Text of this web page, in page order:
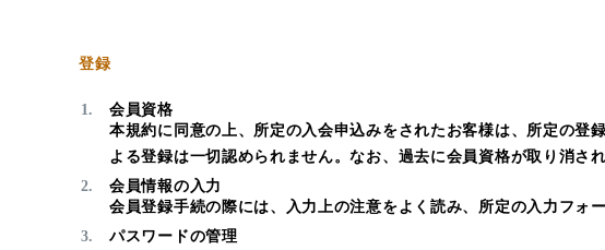
登録
会員資格
本規約に同意の上、所定の入会申込みをされたお客様は、所定の登
よる登録は一切認められません。なお、過去に会員資格が取り消さ
会員情報の入力
会員登録手続の際には、入力上の注意をよく読み、所定の入力フォ
パスワードの管理